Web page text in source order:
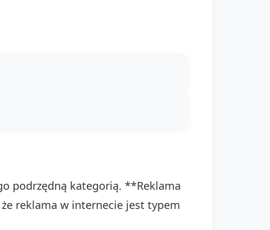
podrzędną kategorią. **Reklama
reklama w internecie jest typem